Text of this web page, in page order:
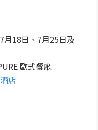
月18日、7月25日及
歐式餐廳
店